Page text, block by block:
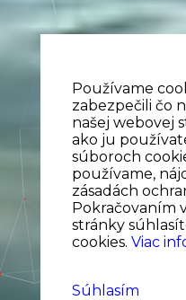
Používame
zabezpečili čo
našej webovej
ako ju
súboroch
používame,
zásadách
Pokračovaním
stránky
cookies. Viac
Súhlasím